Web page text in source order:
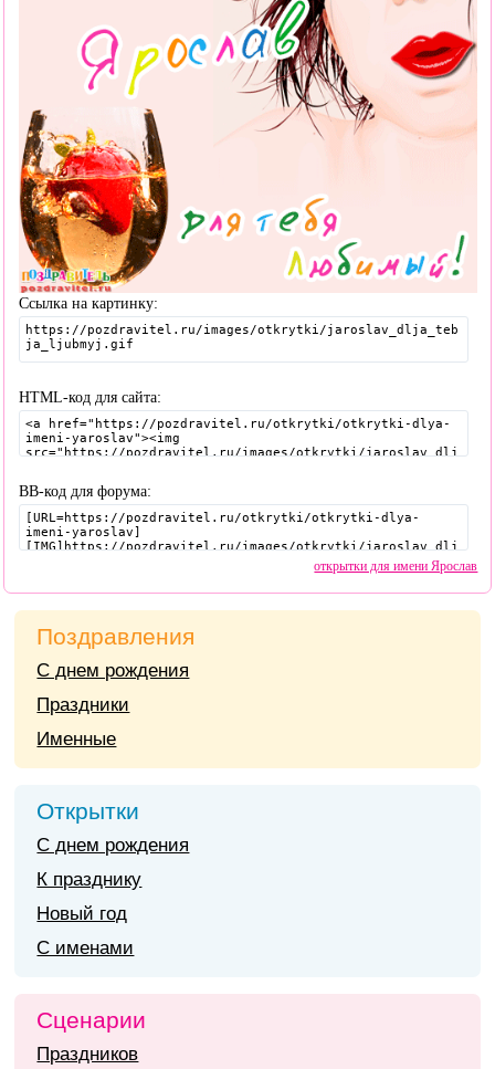
Ссылка на картинку:
HTML-код для сайта:
BB-код для форума:
открытки для имени Ярослав
Поздравления
С днем рождения
Праздники
Именные
Открытки
С днем рождения
К празднику
Новый год
С именами
Сценарии
Праздников